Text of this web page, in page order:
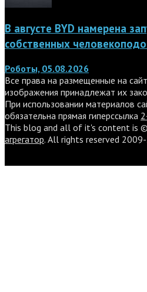
В августе BYD намерена
собственных
Роботы, 05.08.2026
Все права на размещенные на
изображения принадлежат их
При использовании материалов
обязательна прямая гиперссылка
This blog and all of it's content is
агрегатор. All rights reserved